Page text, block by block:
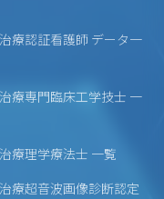
療認証看護師 データ一
療専門臨床工学技士 一
療理学療法士 一覧
療超音波画像診断認定